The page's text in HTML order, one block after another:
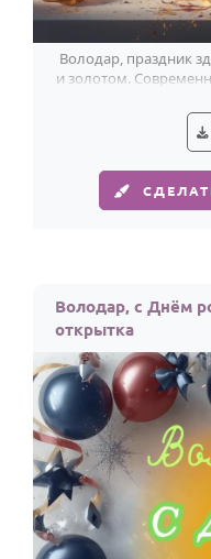
Володар, праздник
и золотом.
Володар, с Днём
открытка